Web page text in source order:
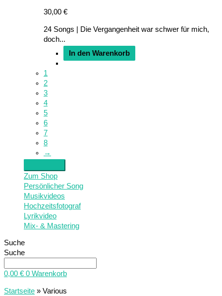
30,00 €
24 Songs | Die Vergangenheit war schwer für mich,
doch...
In den Warenkorb
1
2
3
4
5
6
7
8
→
Zum Shop
Persönlicher Song
Musikvideos
Hochzeitsfotograf
Lyrikvideo
Mix- & Mastering
Suche
Suche
0,00 € 0 Warenkorb
Startseite » Various